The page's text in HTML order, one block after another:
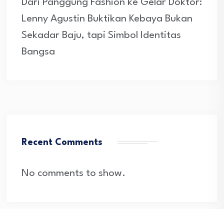
Dari Panggung Fashion ke Gelar Doktor:
Lenny Agustin Buktikan Kebaya Bukan
Sekadar Baju, tapi Simbol Identitas
Bangsa
Recent Comments
No comments to show.